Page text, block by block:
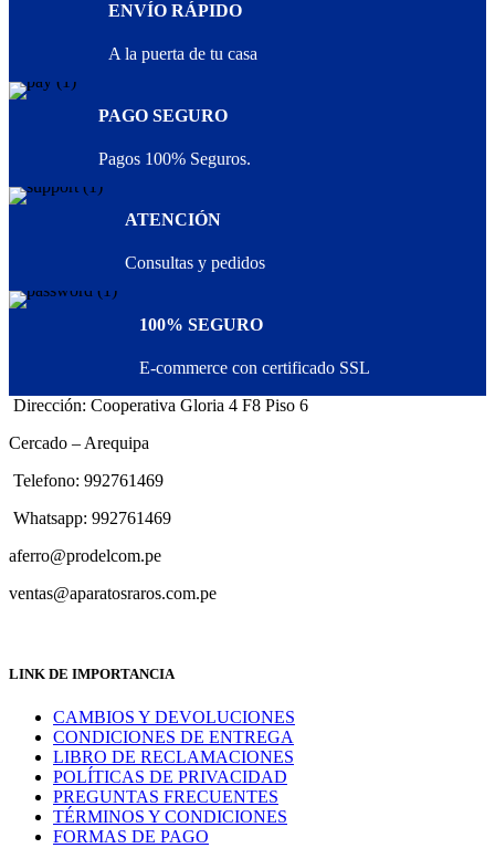
ENVÍO RÁPIDO
A la puerta de tu casa
PAGO SEGURO
Pagos 100% Seguros.
ATENCIÓN
Consultas y pedidos
100% SEGURO
E-commerce con certificado SSL
Dirección: Cooperativa Gloria 4 F8 Piso 6
Cercado – Arequipa
Telefono: 992761469
Whatsapp: 992761469
aferro@prodelcom.pe
ventas@aparatosraros.com.pe
LINK DE IMPORTANCIA
CAMBIOS Y DEVOLUCIONES
CONDICIONES DE ENTREGA
LIBRO DE RECLAMACIONES
POLÍTICAS DE PRIVACIDAD
PREGUNTAS FRECUENTES
TÉRMINOS Y CONDICIONES
FORMAS DE PAGO